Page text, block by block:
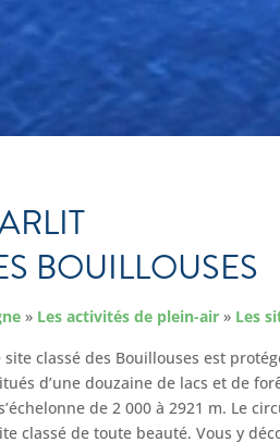
BOUILLOUSES
» Les activités de plein-air » Les
classé des Bouillouses est
d’une douzaine de lacs et de
de 2 000 à 2921 m. Le
classé de toute beauté. Vous y